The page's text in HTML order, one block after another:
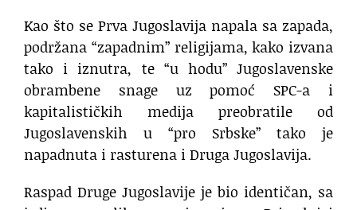
Kao što se Prva Jugoslavija napala sa zapada,
podržana “zapadnim” religijama, kako izvana
tako i iznutra, te “u hodu” Jugoslavenske
obrambene snage uz pomoć SPC-a i
kapitalističkih medija preobratile od
Jugoslavenskih u “pro Srbske” tako je
napadnuta i rasturena i Druga Jugoslavija.
Raspad Druge Jugoslavije je bio identičan, sa